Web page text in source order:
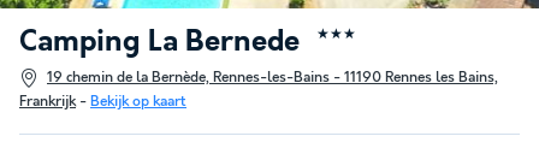
Camping La Bernede ★★★
19 chemin de la Bernède, Rennes-les-Bains - 11190 Rennes les Bains,
Frankrijk- Bekijk op kaart